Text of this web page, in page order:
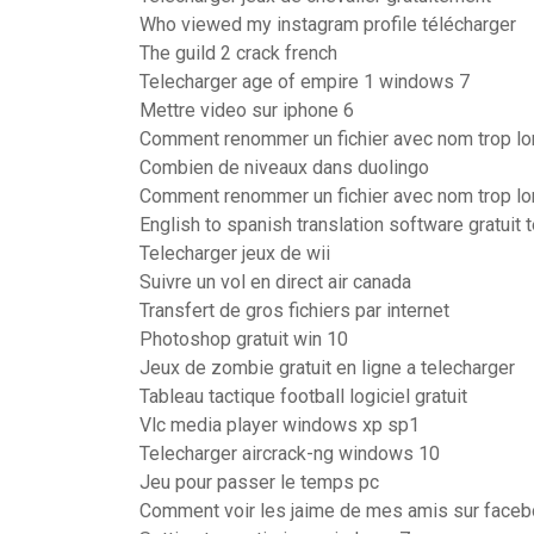
Who viewed my instagram profile télécharger
The guild 2 crack french
Telecharger age of empire 1 windows 7
Mettre video sur iphone 6
Comment renommer un fichier avec nom trop
Combien de niveaux dans duolingo
Comment renommer un fichier avec nom trop
English to spanish translation software gratuit
Telecharger jeux de wii
Suivre un vol en direct air canada
Transfert de gros fichiers par internet
Photoshop gratuit win 10
Jeux de zombie gratuit en ligne a telecharger
Tableau tactique football logiciel gratuit
Vlc media player windows xp sp1
Telecharger aircrack-ng windows 10
Jeu pour passer le temps pc
Comment voir les jaime de mes amis sur